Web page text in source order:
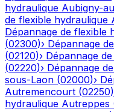
hydraulique Aubigny-
de flexible hydraulique
Dépannage de flexible
(02300)› Dépannage
(02120)› Dépannage
(02220)› Dépannage
sous-Laon (02000)›
Autremencourt (02250)
hydraulique Autreppes